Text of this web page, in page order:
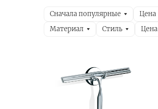
Сначала популярные Цена
Материал
Стиль Цена